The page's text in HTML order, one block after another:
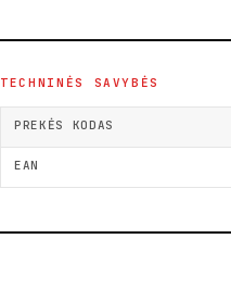
TECHNINĖS SAVYBĖS
PREKĖS KODAS
EAN